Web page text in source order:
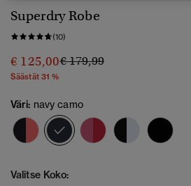
Superdry Robe
(10)
€ 125,00Hinta alennettu hinnasta
€ 179,99hintaan
Säästät 31 %
Väri: navy camo
valittu
Valitse Koko: